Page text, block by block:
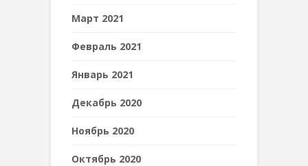
Март 2021
Февраль 2021
Январь 2021
Декабрь 2020
Ноябрь 2020
Октябрь 2020